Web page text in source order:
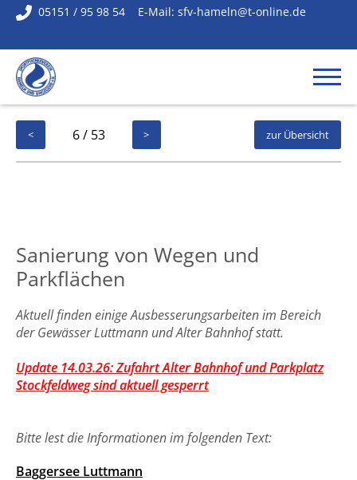
< 6 / 53 > zur Übersicht
Sanierung von Wegen und
Parkflächen
Aktuell finden einige Ausbesserungsarbeiten im Bereich
der Gewässer Luttmann und Alter Bahnhof statt.
Update 14.03.26: Zufahrt Alter Bahnhof und Parkplatz
Stockfeldweg sind aktuell gesperrt
Bitte lest die Informationen im folgenden Text:
Baggersee Luttmann
05151 / 95 98 54 E-Mail: sfv-hameln@t-online.de